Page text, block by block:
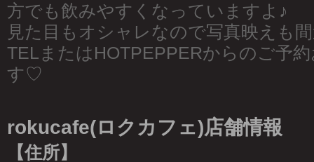
方でも飲みやすくなっていますよ♪
見た目もオシャレなので写真映えも
TELまたはHOTPEPPERからのご予
す♡
rokucafe(ロクカフェ)店舗情報
【住所】